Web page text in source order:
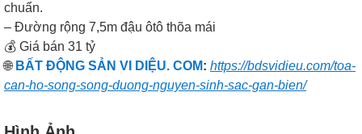
chuẩn.
– Đường rộng 7,5m đậu ôtô thõa mái
💰 Giá bán 31 tỷ
🌐 BẤT ĐỘNG SẢN VI DIỆU. COM: https://bdsvidieu.com/toa-
can-ho-song-song-duong-nguyen-sinh-sac-gan-bien/